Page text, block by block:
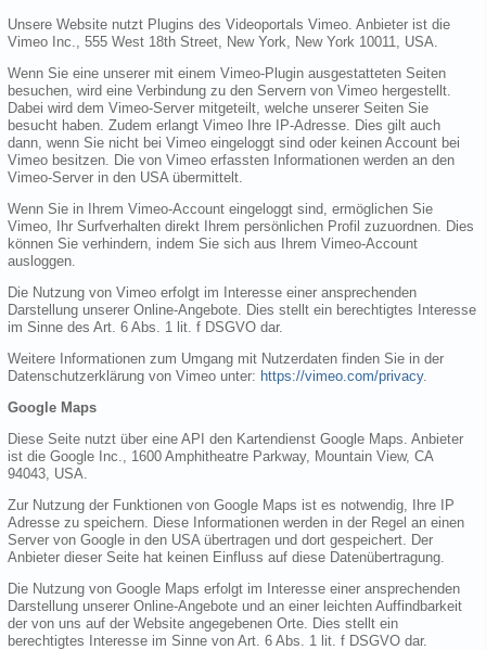
Unsere Website nutzt Plugins des Videoportals Vimeo. Anbieter ist die
Vimeo Inc., 555 West 18th Street, New York, New York 10011, USA.
Wenn Sie eine unserer mit einem Vimeo-Plugin ausgestatteten Seiten
besuchen, wird eine Verbindung zu den Servern von Vimeo hergestellt.
Dabei wird dem Vimeo-Server mitgeteilt, welche unserer Seiten Sie
besucht haben. Zudem erlangt Vimeo Ihre IP-Adresse. Dies gilt auch
dann, wenn Sie nicht bei Vimeo eingeloggt sind oder keinen Account bei
Vimeo besitzen. Die von Vimeo erfassten Informationen werden an den
Vimeo-Server in den USA übermittelt.
Wenn Sie in Ihrem Vimeo-Account eingeloggt sind, ermöglichen Sie
Vimeo, Ihr Surfverhalten direkt Ihrem persönlichen Profil zuzuordnen. Dies
können Sie verhindern, indem Sie sich aus Ihrem Vimeo-Account
ausloggen.
Die Nutzung von Vimeo erfolgt im Interesse einer ansprechenden
Darstellung unserer Online-Angebote. Dies stellt ein berechtigtes Interesse
im Sinne des Art. 6 Abs. 1 lit. f DSGVO dar.
Weitere Informationen zum Umgang mit Nutzerdaten finden Sie in der
Datenschutzerklärung von Vimeo unter: https://vimeo.com/privacy.
Google Maps
Diese Seite nutzt über eine API den Kartendienst Google Maps. Anbieter
ist die Google Inc., 1600 Amphitheatre Parkway, Mountain View, CA
94043, USA.
Zur Nutzung der Funktionen von Google Maps ist es notwendig, Ihre IP
Adresse zu speichern. Diese Informationen werden in der Regel an einen
Server von Google in den USA übertragen und dort gespeichert. Der
Anbieter dieser Seite hat keinen Einfluss auf diese Datenübertragung.
Die Nutzung von Google Maps erfolgt im Interesse einer ansprechenden
Darstellung unserer Online-Angebote und an einer leichten Auffindbarkeit
der von uns auf der Website angegebenen Orte. Dies stellt ein
berechtigtes Interesse im Sinne von Art. 6 Abs. 1 lit. f DSGVO dar.